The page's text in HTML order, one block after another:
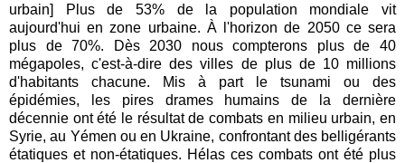
urbain] Plus de 53% de la population mondiale vit
aujourd'hui en zone urbaine. À l'horizon de 2050 ce sera
plus de 70%. Dès 2030 nous compterons plus de 40
mégapoles, c'est-à-dire des villes de plus de 10 millions
d'habitants chacune. Mis à part le tsunami ou des
épidémies, les pires drames humains de la dernière
décennie ont été le résultat de combats en milieu urbain, en
Syrie, au Yémen ou en Ukraine, confrontant des belligérants
étatiques et non-étatiques. Hélas ces combats ont été plus